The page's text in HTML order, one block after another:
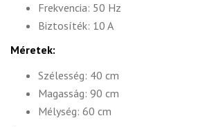
Frekvencia: 50 Hz
Biztosíték: 10 A
Méretek:
Szélesség: 40 cm
Magasság: 90 cm
Mélység: 60 cm